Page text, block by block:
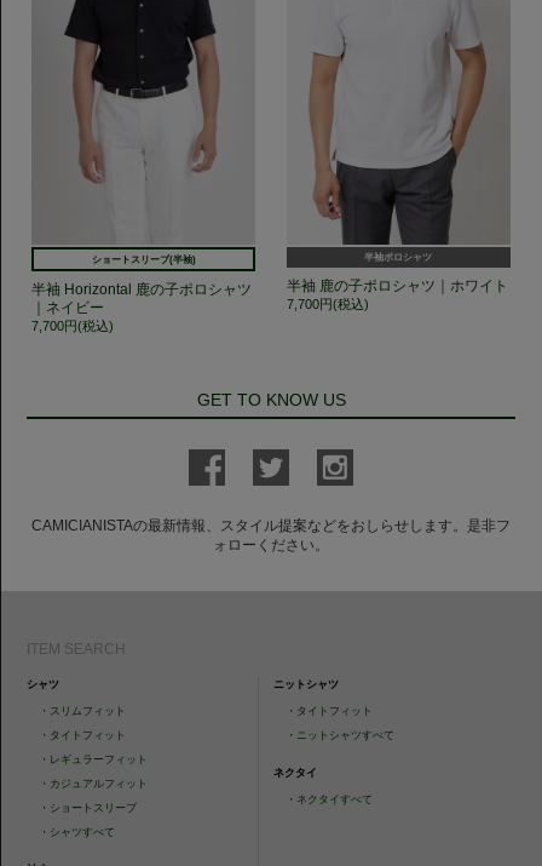
ショートスリーブ(半袖)
半袖 Horizontal 鹿の子ポロシャツ
｜ネイビー
7,700円(税込)
半袖ポロシャツ
半袖 鹿の子ポロシャツ｜ホワイト
7,700円(税込)
GET TO KNOW US
CAMICIANISTAの最新情報、スタイル提案などをおしらせします。是非フ
ォローください。
ITEM SEARCH
シャツ
・ スリムフィット
・ タイトフィット
・ レギュラーフィット
・ カジュアルフィット
・ ショートスリーブ
・ シャツすべて
ニットシャツ
・ タイトフィット
・ ニットシャツすべて
ネクタイ
・ ネクタイすべて